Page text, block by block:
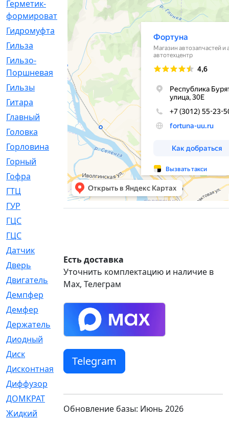
Герметик-
формирователь
[3]
Гидромуфта
[47]
Гильза
[56]
Гильзо-
Поршневая
[13]
Гильзы
[259]
Гитара
[7]
Главный
[29]
Головка
[28]
Горловина
[14]
Горный
Гофра
[86]
ГТЦ
[96]
ГУР
[34]
ГЦC
ГЦС
Датчик
Дверь
[249]
Двигатель
[64]
Демпфер
Демфер
[1]
Держатель
[5]
Диодный
[3]
Диск
Дисконтная
Диффузор
ДОМКРАТ
Жидкий
[5]
Есть доставка
Уточнить комплектацию и наличие в
Max, Телеграм
Telegram
Обновление базы: Июнь 2026